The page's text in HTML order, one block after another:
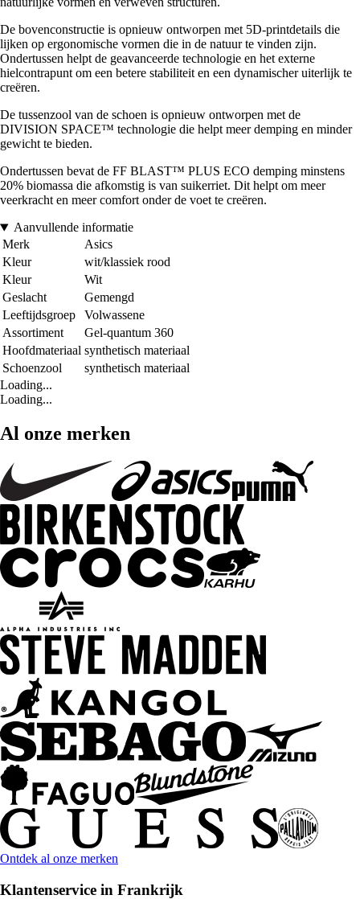
De bovenconstructie is opnieuw ontworpen met 5D-printdetails die
lijken op ergonomische vormen die in de natuur te vinden zijn.
Ondertussen helpt de geavanceerde technologie en het externe
hielcontrapunt om een betere stabiliteit en een dynamischer uiterlijk te
creëren.
De tussenzool van de schoen is opnieuw ontworpen met de
DIVISION SPACE™ technologie die helpt meer demping en minder
gewicht te bieden.
Ondertussen bevat de FF BLAST™ PLUS ECO demping minstens
20% biomassa die afkomstig is van suikerriet. Dit helpt om meer
veerkracht en meer comfort onder de voet te creëren.
Aanvullende informatie
Merk
Asics
Kleur
wit/klassiek rood
Kleur
Wit
Geslacht
Gemengd
Leeftijdsgroep
Volwassene
Assortiment
Gel-quantum 360
Hoofdmateriaal synthetisch materiaal
Schoenzool
synthetisch materiaal
Loading...
Loading...
Al onze merken
Ontdek al onze merken
Klantenservice in Frankrijk